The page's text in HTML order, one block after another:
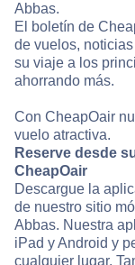
Abbas.
El boletín de
de vuelos,
su viaje a los
ahorrando más.
Con CheapOair
vuelo atractiva.
Reserve desde
CheapOair
Descargue la
de nuestro sitio
Abbas. Nuestra
iPad y Android y
cualquier lugar.